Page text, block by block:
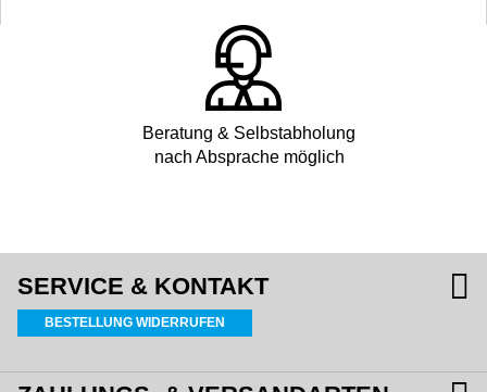
Beratung & Selbstabholung
nach Absprache möglich
SERVICE & KONTAKT
BESTELLUNG WIDERRUFEN